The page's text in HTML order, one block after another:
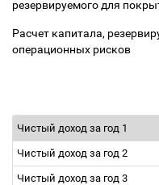
резервируемого для
Расчет капитала,
операционных рисков
Чистый доход за год 1
Чистый доход за год 2
Чистый доход за год 3